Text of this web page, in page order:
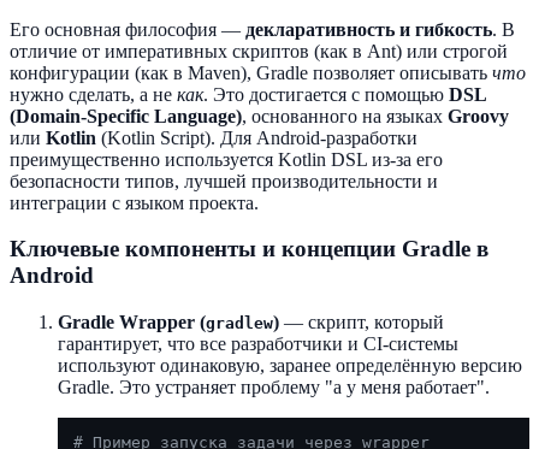
Его основная философия — декларативность и гибкость. В
отличие от императивных скриптов (как в Ant) или строгой
конфигурации (как в Maven), Gradle позволяет описывать что
нужно сделать, а не как. Это достигается с помощью DSL
(Domain-Specific Language), основанного на языках Groovy
или Kotlin (Kotlin Script). Для Android-разработки
преимущественно используется Kotlin DSL из-за его
безопасности типов, лучшей производительности и
интеграции с языком проекта.
Ключевые компоненты и концепции Gradle в
Android
Gradle Wrapper (gradlew) — скрипт, который
гарантирует, что все разработчики и CI-системы
используют одинаковую, заранее определённую версию
Gradle. Это устраняет проблему "а у меня работает".
# Пример запуска задачи через wrapper